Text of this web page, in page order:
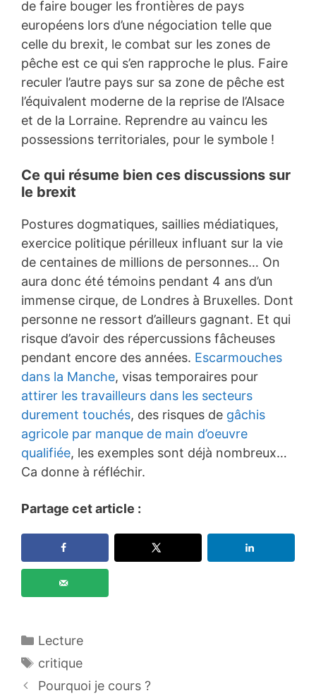
de faire bouger les frontières de pays
européens lors d’une négociation telle que
celle du brexit, le combat sur les zones de
pêche est ce qui s’en rapproche le plus. Faire
reculer l’autre pays sur sa zone de pêche est
l’équivalent moderne de la reprise de l’Alsace
et de la Lorraine. Reprendre au vaincu les
possessions territoriales, pour le symbole !
Ce qui résume bien ces discussions sur
le brexit
Postures dogmatiques, saillies médiatiques,
exercice politique périlleux influant sur la vie
de centaines de millions de personnes… On
aura donc été témoins pendant 4 ans d’un
immense cirque, de Londres à Bruxelles. Dont
personne ne ressort d’ailleurs gagnant. Et qui
risque d’avoir des répercussions fâcheuses
pendant encore des années. Escarmouches
dans la Manche, visas temporaires pour
attirer les travailleurs dans les secteurs
durement touchés, des risques de gâchis
agricole par manque de main d’oeuvre
qualifiée, les exemples sont déjà nombreux…
Ca donne à réfléchir.
Partage cet article :
Catégories
Lecture
Étiquettes
critique
Pourquoi je cours ?